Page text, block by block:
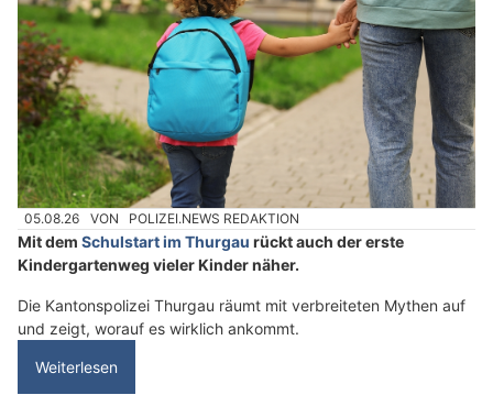
05.08.26 VON POLIZEI.NEWS REDAKTION
Mit dem Schulstart im Thurgau rückt auch der erste
Kindergartenweg vieler Kinder näher.
Die Kantonspolizei Thurgau räumt mit verbreiteten Mythen auf
und zeigt, worauf es wirklich ankommt.
Weiterlesen